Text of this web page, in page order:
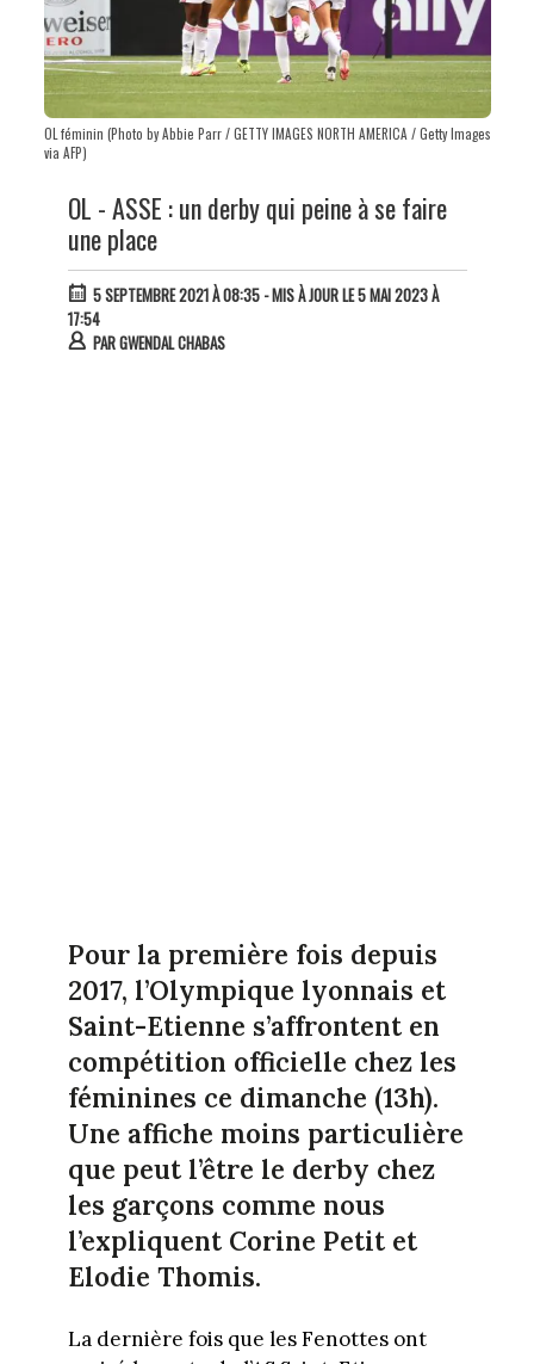
OL féminin (Photo by Abbie Parr / GETTY IMAGES NORTH AMERICA / Getty Images
via AFP)
OL - ASSE : un derby qui peine à se faire
une place
5 SEPTEMBRE 2021 À 08:35- MIS À JOUR LE 5 MAI 2023 À
17:54
PARGWENDAL CHABAS
Pour la première fois depuis
2017, l’Olympique lyonnais et
Saint-Etienne s’affrontent en
compétition officielle chez les
féminines ce dimanche (13h).
Une affiche moins particulière
que peut l’être le derby chez
les garçons comme nous
l’expliquent Corine Petit et
Elodie Thomis.
La dernière fois que les Fenottes ont